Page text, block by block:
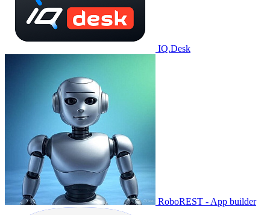
IQ.Desk
RoboREST - App builder